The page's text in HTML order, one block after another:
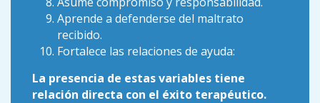
Aprende a defenderse del maltrato
recibido.
Fortalece las relaciones de ayuda:
La presencia de estas variables tiene
relación directa con el éxito terapéutico.